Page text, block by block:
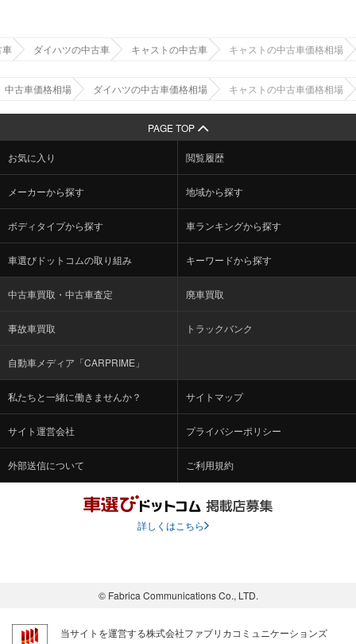
車 ダイハツの中古車 キャストの中古車 キャストの中古車価格相場
中古車価格相場 ダイハツの中古車価格相場 キャストの中古車価格相場
PAGE TOP
お気に入り 閲覧履歴
メーカーから探す 地域から探す
ボディタイプから探す 車ランキングから探す
車選びドットコムの取り組み キーワードから探す
中古車買取・中古車査定 廃車買取
事故車買取 トラックバンク
自動車メディア「CARPRIME」
私たちと一緒に働きませんか？ サイトマップ
サイト運営会社 プライバシーポリシー
外部送信について ご利用規約
詳しくはこちら
© Fabrica Communications Co., LTD.
当サイトを運営する株式会社ファブリカコミュニケーションズ